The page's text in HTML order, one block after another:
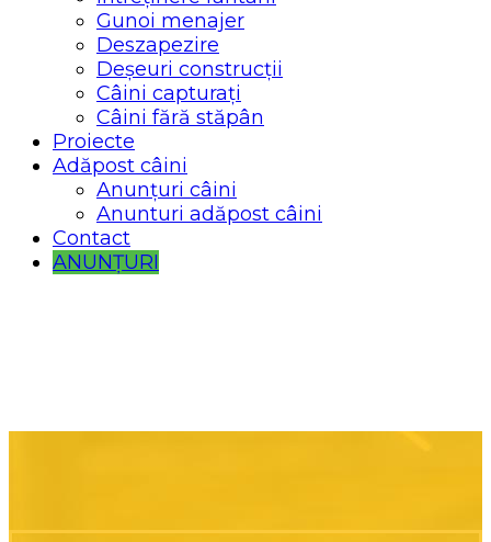
Gunoi menajer
Deszapezire
Deșeuri construcții
Câini capturați
Câini fără stăpân
Proiecte
Adăpost câini
Anunțuri câini
Anunturi adăpost câini
Contact
ANUNȚURI